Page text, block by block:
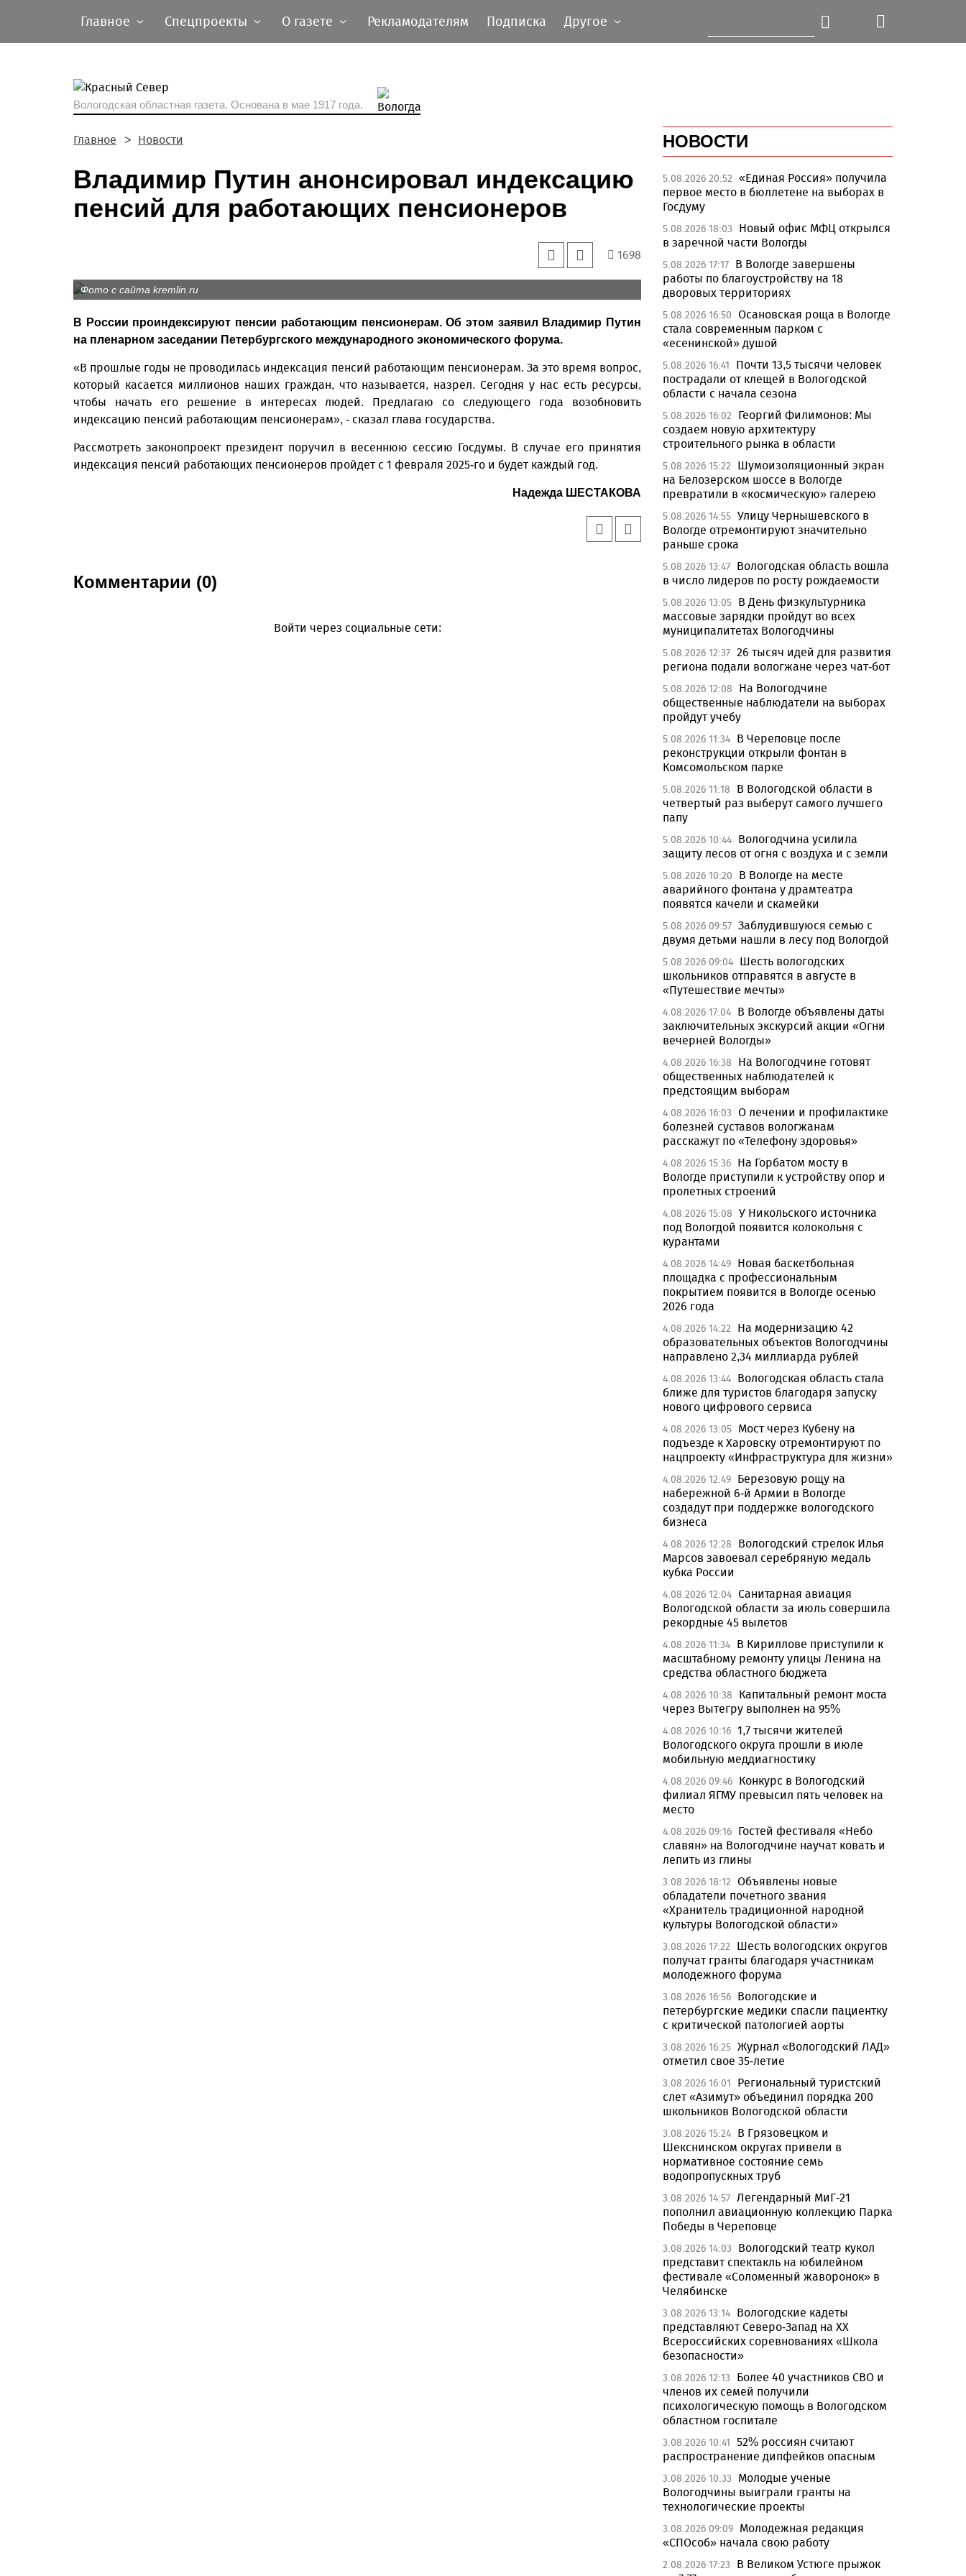
Главное Спецпроекты О газете Рекламодателям Подписка Другое
Вологодская областная газета. Основана в мае 1917 года.
Главное Новости
Владимир Путин анонсировал индексацию
пенсий для работающих пенсионеров
1698
Фото с сайта kremlin.ru
В России проиндексируют пенсии работающим пенсионерам. Об этом заявил Владимир Путин
на пленарном заседании Петербургского международного экономического форума.
«В прошлые годы не проводилась индексация пенсий работающим пенсионерам. За это время вопрос,
который касается миллионов наших граждан, что называется, назрел. Сегодня у нас есть ресурсы,
чтобы начать его решение в интересах людей. Предлагаю со следующего года возобновить
индексацию пенсий работающим пенсионерам», - сказал глава государства.
Рассмотреть законопроект президент поручил в весеннюю сессию Госдумы. В случае его принятия
индексация пенсий работающих пенсионеров пройдет с 1 февраля 2025-го и будет каждый год.
Надежда ШЕСТАКОВА
Комментарии (0)
Войти через социальные сети:
НОВОСТИ
5.08.2026 20:52 «Единая Россия» получила
первое место в бюллетене на выборах в
Госдуму
5.08.2026 18:03
Новый офис МФЦ открылся
в заречной части Вологды
5.08.2026 17:17 В Вологде завершены
работы по благоустройству на 18
дворовых территориях
5.08.2026 16:50 Осановская роща в Вологде
стала современным парком с
«есенинской» душой
5.08.2026 16:41
Почти 13,5 тысячи человек
пострадали от клещей в Вологодской
области с начала сезона
5.08.2026 16:02
Георгий Филимонов: Мы
создаем новую архитектуру
строительного рынка в области
5.08.2026 15:22
Шумоизоляционный экран
на Белозерском шоссе в Вологде
превратили в «космическую» галерею
5.08.2026 14:55 Улицу Чернышевского в
Вологде отремонтируют значительно
раньше срока
5.08.2026 13:47 Вологодская область вошла
в число лидеров по росту рождаемости
5.08.2026 13:05 В День физкультурника
массовые зарядки пройдут во всех
муниципалитетах Вологодчины
5.08.2026 12:37 26 тысяч идей для развития
региона подали вологжане через чат-бот
5.08.2026 12:08
На Вологодчине
общественные наблюдатели на выборах
пройдут учебу
5.08.2026 11:34 В Череповце после
реконструкции открыли фонтан в
Комсомольском парке
5.08.2026 11:18
В Вологодской области в
четвертый раз выберут самого лучшего
папу
5.08.2026 10:44 Вологодчина усилила
защиту лесов от огня с воздуха и с земли
5.08.2026 10:20
В Вологде на месте
аварийного фонтана у драмтеатра
появятся качели и скамейки
5.08.2026 09:57 Заблудившуюся семью с
двумя детьми нашли в лесу под Вологдой
5.08.2026 09:04 Шесть вологодских
школьников отправятся в августе в
«Путешествие мечты»
4.08.2026 17:04 В Вологде объявлены даты
заключительных экскурсий акции «Огни
вечерней Вологды»
4.08.2026 16:38
На Вологодчине готовят
общественных наблюдателей к
предстоящим выборам
4.08.2026 16:03 О лечении и профилактике
болезней суставов вологжанам
расскажут по «Телефону здоровья»
4.08.2026 15:36 На Горбатом мосту в
Вологде приступили к устройству опор и
пролетных строений
4.08.2026 15:08 У Никольского источника
под Вологдой появится колокольня с
курантами
4.08.2026 14:49 Новая баскетбольная
площадка с профессиональным
покрытием появится в Вологде осенью
2026 года
4.08.2026 14:22
На модернизацию 42
образовательных объектов Вологодчины
направлено 2,34 миллиарда рублей
4.08.2026 13:44 Вологодская область стала
ближе для туристов благодаря запуску
нового цифрового сервиса
4.08.2026 13:05 Мост через Кубену на
подъезде к Харовску отремонтируют по
нацпроекту «Инфраструктура для жизни»
4.08.2026 12:49 Березовую рощу на
набережной 6-й Армии в Вологде
создадут при поддержке вологодского
бизнеса
4.08.2026 12:28
Вологодский стрелок Илья
Марсов завоевал серебряную медаль
кубка России
4.08.2026 12:04 Санитарная авиация
Вологодской области за июль совершила
рекордные 45 вылетов
4.08.2026 11:34 В Кириллове приступили к
масштабному ремонту улицы Ленина на
средства областного бюджета
4.08.2026 10:38
Капитальный ремонт моста
через Вытегру выполнен на 95%
4.08.2026 10:16 1,7 тысячи жителей
Вологодского округа прошли в июле
мобильную меддиагностику
4.08.2026 09:46 Конкурс в Вологодский
филиал ЯГМУ превысил пять человек на
место
4.08.2026 09:16 Гостей фестиваля «Небо
славян» на Вологодчине научат ковать и
лепить из глины
3.08.2026 18:12 Объявлены новые
обладатели почетного звания
«Хранитель традиционной народной
культуры Вологодской области»
3.08.2026 17:22
Шесть вологодских округов
получат гранты благодаря участникам
молодежного форума
3.08.2026 16:56 Вологодские и
петербургские медики спасли пациентку
с критической патологией аорты
3.08.2026 16:25 Журнал «Вологодский ЛАД»
отметил свое 35-летие
3.08.2026 16:01
Региональный туристский
слет «Азимут» объединил порядка 200
школьников Вологодской области
3.08.2026 15:24 В Грязовецком и
Шекснинском округах привели в
нормативное состояние семь
водопропускных труб
3.08.2026 14:57 Легендарный МиГ-21
пополнил авиационную коллекцию Парка
Победы в Череповце
3.08.2026 14:03
Вологодский театр кукол
представит спектакль на юбилейном
фестивале «Соломенный жаворонок» в
Челябинске
3.08.2026 13:14 Вологодские кадеты
представляют Северо-Запад на XX
Всероссийских соревнованиях «Школа
безопасности»
3.08.2026 12:13
Более 40 участников СВО и
членов их семей получили
психологическую помощь в Вологодском
областном госпитале
3.08.2026 10:41 52% россиян считают
распространение дипфейков опасным
3.08.2026 10:33
Молодые ученые
Вологодчины выиграли гранты на
технологические проекты
3.08.2026 09:09 Молодежная редакция
«СПОсоб» начала свою работу
2.08.2026 17:23
В Великом Устюге прыжок